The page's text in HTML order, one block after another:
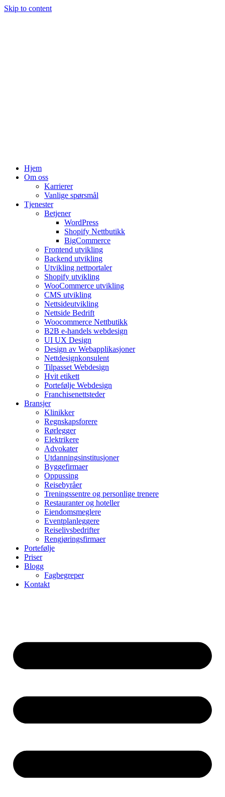
Skip to content
Hjem
Om oss
Karrierer
Vanlige spørsmål
Tjenester
Betjener
WordPress
Shopify Nettbutikk
BigCommerce
Frontend utvikling
Backend utvikling
Utvikling nettportaler
Shopify utvikling
WooCommerce utvikling
CMS utvikling
Nettsideutvikling
Nettside Bedrift
Woocommerce Nettbutikk
B2B e-handels webdesign
UI UX Design
Design av Webapplikasjoner
Nettdesignkonsulent
Tilpasset Webdesign
Hvit etikett
Portefølje Webdesign
Franchisenettsteder
Bransjer
Klinikker
Regnskapsforere
Rørlegger
Elektrikere
Advokater
Utdanningsinstitusjoner
Byggefirmaer
Oppussing
Reisebyråer
Treningssentre og personlige trenere
Restauranter og hoteller
Eiendomsmeglere
Eventplanleggere
Reiselivsbedrifter
Rengjøringsfirmaer
Portefølje
Priser
Blogg
Fagbegreper
Kontakt